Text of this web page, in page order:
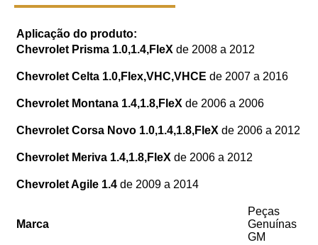
Aplicação do produto:
Chevrolet Prisma 1.0,1.4,FleX de 2008 a 2012
Chevrolet Celta 1.0,Flex,VHC,VHCE de 2007 a 2016
Chevrolet Montana 1.4,1.8,FleX de 2006 a 2006
Chevrolet Corsa Novo 1.0,1.4,1.8,FleX de 2006 a 2012
Chevrolet Meriva 1.4,1.8,FleX de 2006 a 2012
Chevrolet Agile 1.4 de 2009 a 2014
Marca
Peças
Genuínas
GM